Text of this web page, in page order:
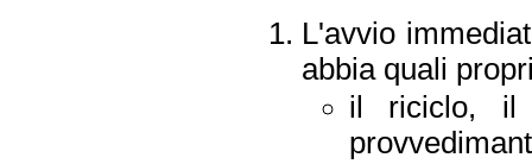
L'avvio
abbia quali
il riciclo, il